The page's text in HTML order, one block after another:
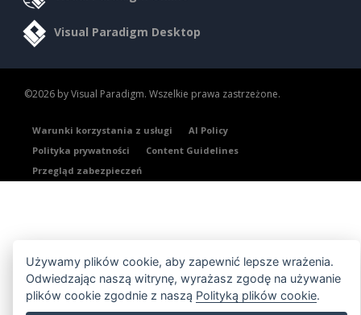
Visual Paradigm Desktop
©2026 by Visual Paradigm. Wszelkie prawa zastrzeżone.
Warunki korzystania z usługi
AI Policy
Polityka prywatności
Content Guidelines
Przegląd zabezpieczeń
Używamy plików cookie, aby zapewnić lepsze wrażenia.
Odwiedzając naszą witrynę, wyrażasz zgodę na używanie
plików cookie zgodnie z naszą Polityką plików cookie.